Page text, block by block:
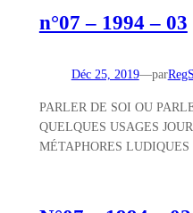
n°07 – 1994 – 03
Déc 25, 2019—par
PARLER DE SOI OU
QUELQUES USAGES
MÉTAPHORES LUDIQUES